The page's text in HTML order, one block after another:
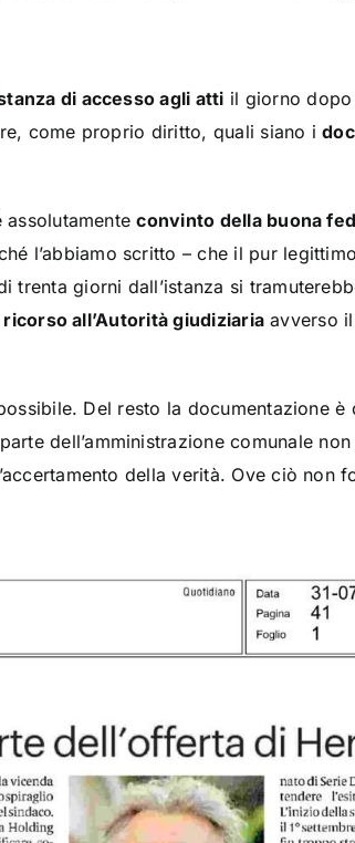
di accesso agli atti il giorno
come proprio diritto, quali siano i
assolutamenteconvinto della buona
l’abbiamo scritto – che il pur
trenta giorni dall’istanza si
ricorso all’Autorità giudiziaria avverso
Del resto la documentazione
dell’amministrazione comunale
della verità. Ove ciò non